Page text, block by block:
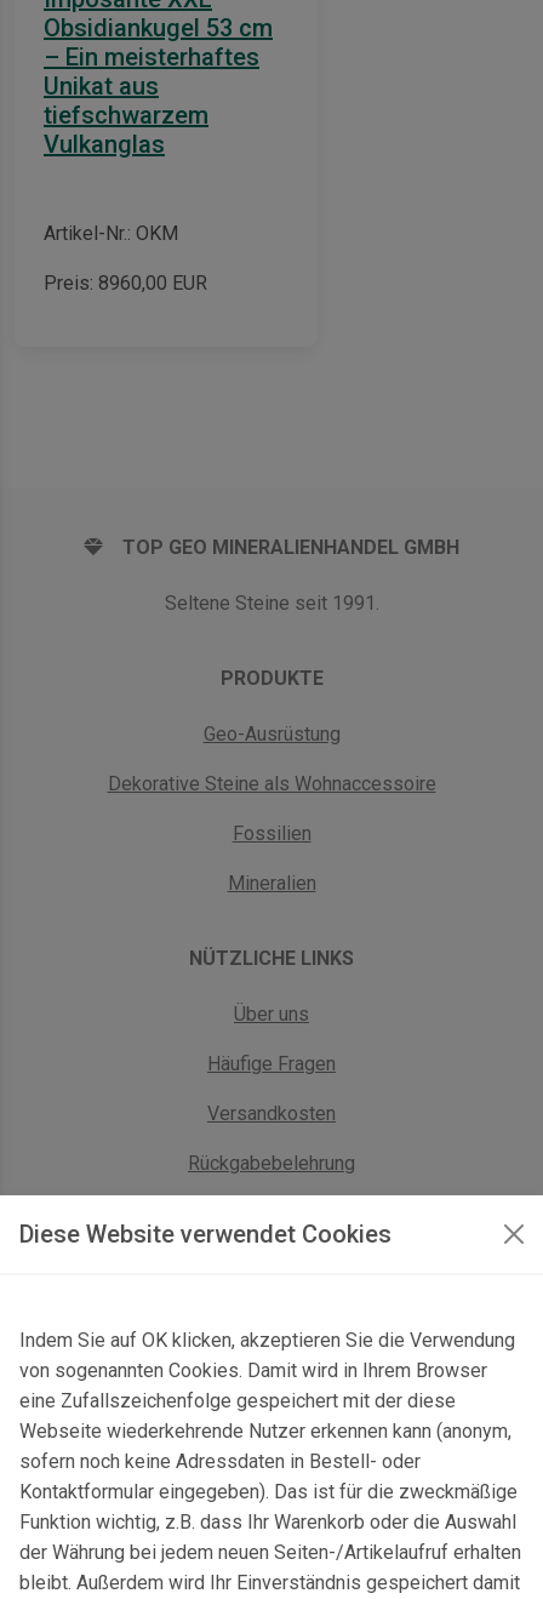
Diese Website verwendet Cookies
Indem Sie auf OK klicken, akzeptieren Sie die Verwendung
von sogenannten Cookies. Damit wird in Ihrem Browser
eine Zufallszeichenfolge gespeichert mit der diese
Webseite wiederkehrende Nutzer erkennen kann (anonym,
sofern noch keine Adressdaten in Bestell- oder
Kontaktformular eingegeben). Das ist für die zweckmäßige
Funktion wichtig, z.B. dass Ihr Warenkorb oder die Auswahl
der Währung bei jedem neuen Seiten-/Artikelaufruf erhalten
bleibt. Außerdem wird Ihr Einverständnis gespeichert damit
Obsidiankugel 53 cm
– Ein meisterhaftes
Unikat aus
tiefschwarzem
Vulkanglas
Artikel-Nr.: OKM
Preis: 8960,00 EUR
TOP GEO MINERALIENHANDEL GMBH
Seltene Steine seit 1991.
PRODUKTE
Geo-Ausrüstung
Dekorative Steine als Wohnaccessoire
Fossilien
Mineralien
NÜTZLICHE LINKS
Über uns
Häufige Fragen
Versandkosten
Rückgabebelehrung
Kontaktformular & Anfahrt
Gersbach 10, 74589 Satteldorf, Deutschland
mail@topgeo.com
+49 7950 1345